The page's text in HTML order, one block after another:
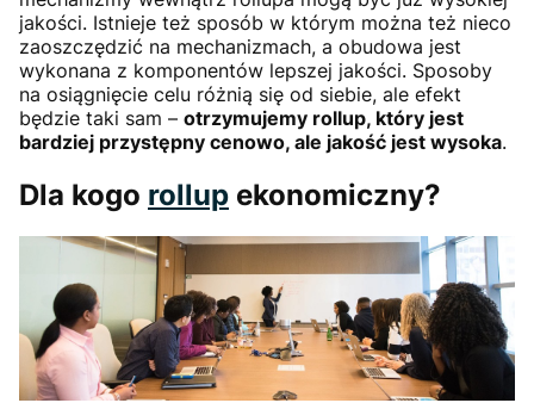
jakości. Istnieje też sposób w którym można też nieco
zaoszczędzić na mechanizmach, a obudowa jest
wykonana z komponentów lepszej jakości. Sposoby
na osiągnięcie celu różnią się od siebie, ale efekt
będzie taki sam – otrzymujemy rollup, który jest
bardziej przystępny cenowo, ale jakość jest wysoka.
Dla kogo rollup ekonomiczny?